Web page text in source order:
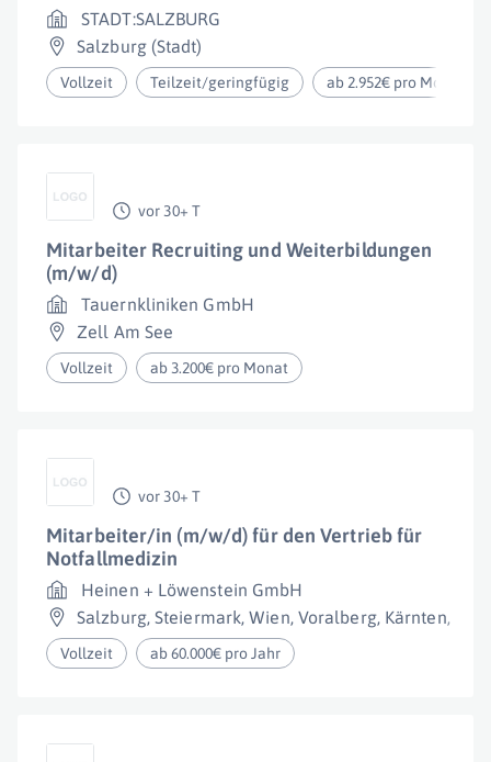
STADT:SALZBURG
Salzburg (Stadt)
Vollzeit Teilzeit/geringfügig ab 2.952€ pro Monat
vor 30+ T
Mitarbeiter Recruiting und Weiterbildungen
(m/w/d)
Tauernkliniken GmbH
Zell Am See
Vollzeit ab 3.200€ pro Monat
vor 30+ T
Mitarbeiter/in (m/w/d) für den Vertrieb für
Notfallmedizin
Heinen + Löwenstein GmbH
Salzburg,Steiermark,Wien, Voralberg, Kärnten,
Vollzeit ab 60.000€ pro Jahr